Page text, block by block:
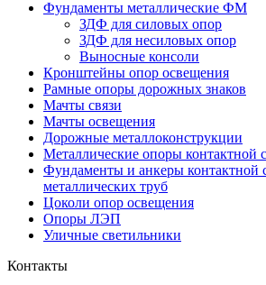
Фундаменты металлические ФМ
ЗДФ для силовых опор
ЗДФ для несиловых опор
Выносные консоли
Кронштейны опор освещения
Рамные опоры дорожных знаков
Мачты связи
Мачты освещения
Дорожные металлоконструкции
Металлические опоры контактной
Фундаменты и анкеры контактной
металлических труб
Цоколи опор освещения
Опоры ЛЭП
Уличные светильники
Контакты